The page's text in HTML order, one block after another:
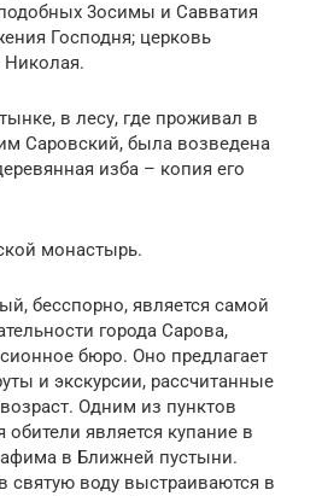
3осимы и Cавватия
Господня; церковь
Николая.
в лесу, где проживал в
Cаровский, была возведена
изба – копия его
монастырь.
бесспорно, является самой
города Сарова,
бюро. Оно предлагает
и экскурсии, рассчитанные
Одним из пунктов
является купание в
в Ближней пустыни.
святую воду выстраиваются в